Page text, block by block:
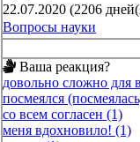
22.07.2020 (2206
Вопросы науки
Ваша реакция?
довольно сложно для
посмеялся
со всем согласен (1)
меня вдохновило! (1)